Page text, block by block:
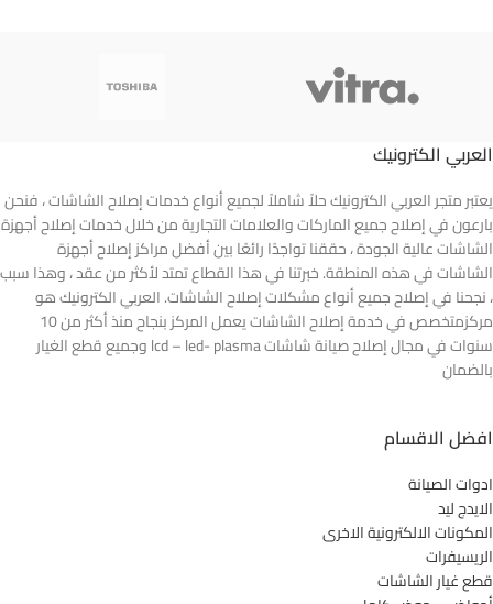
العربي الكترونيك
يعتبر متجر العربي الكترونيك حلاً شاملاً لجميع أنواع خدمات إصلاح الشاشات ، فنحن
بارعون في إصلاح جميع الماركات والعلامات التجارية من خلال خدمات إصلاح أجهزة
الشاشات عالية الجودة ، حققنا تواجدًا رائعًا بين أفضل مراكز إصلاح أجهزة
الشاشات في هذه المنطقة. خبرتنا في هذا القطاع تمتد لأكثر من عقد ، وهذا سبب
، نجحنا في إصلاح جميع أنواع مشكلات إصلاح الشاشات. العربي الكترونيك هو
مركزمتخصص في خدمة إصلاح الشاشات يعمل المركز بنجاح منذ أكثر من 10
سنوات في مجال إصلاح صيانة شاشات lcd – led- plasma وجميع قطع الغيار
بالضمان
افضل الاقسام
ادوات الصيانة
الايدج ليد
المكونات الالكترونية الاخرى
الريسيفرات
قطع غيار الشاشات